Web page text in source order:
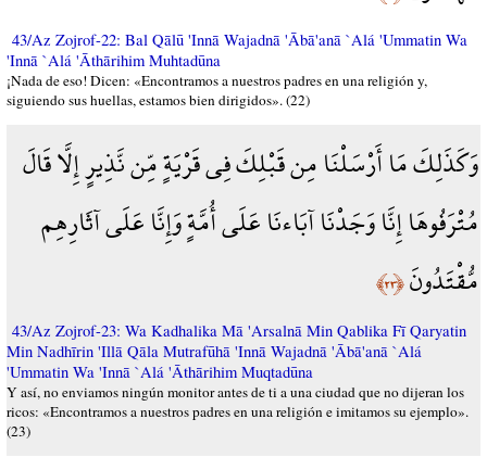
43/Az Zojrof-22: Bal Qālū 'Innā Wajadnā 'Ābā'anā `Alá 'Ummatin Wa
'Innā `Alá 'Āthārihim Muhtadūna
¡Nada de eso! Dicen: «Encontramos a nuestros padres en una religión y,
siguiendo sus huellas, estamos bien dirigidos». (22)
وَكَذَلِكَ مَا أَرْسَلْنَا مِن قَبْلِكَ فِي قَرْيَةٍ مِّن نَّذِيرٍ إِلَّا قَالَ
مُتْرَفُوهَا إِنَّا وَجَدْنَا آبَاءنَا عَلَى أُمَّةٍ وَإِنَّا عَلَى آثَارِهِم
مُّقْتَدُونَ﴿٢٣﴾
43/Az Zojrof-23: Wa Kadhalika Mā 'Arsalnā Min Qablika Fī Qaryatin
Min Nadhīrin 'Illā Qāla Mutrafūhā 'Innā Wajadnā 'Ābā'anā `Alá
'Ummatin Wa 'Innā `Alá 'Āthārihim Muqtadūna
Y así, no enviamos ningún monitor antes de ti a una ciudad que no dijeran los
ricos: «Encontramos a nuestros padres en una religión e imitamos su ejemplo».
(23)